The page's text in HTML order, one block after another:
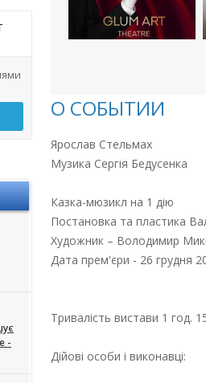
-
О СОБЫТИИ
Ярослав Стельмах
Музика Сергія Бедусенка
Казка-мюзикл на 1 дію
Постановка та пластика
Художник – Володимир
Дата прем'єри - 26 грудня
Тривалість вистави 1 год.
Дійові особи і виконавці: